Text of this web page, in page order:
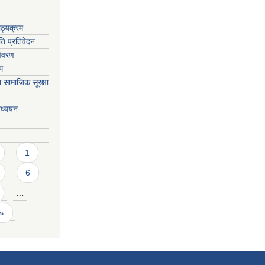
प्रतिवेदन
सूरक्षा
1
6